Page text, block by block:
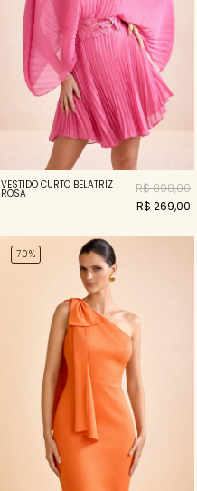
VESTIDO CURTO BELATRIZ
ROSA
R$ 898,00
R$ 269,00
70%